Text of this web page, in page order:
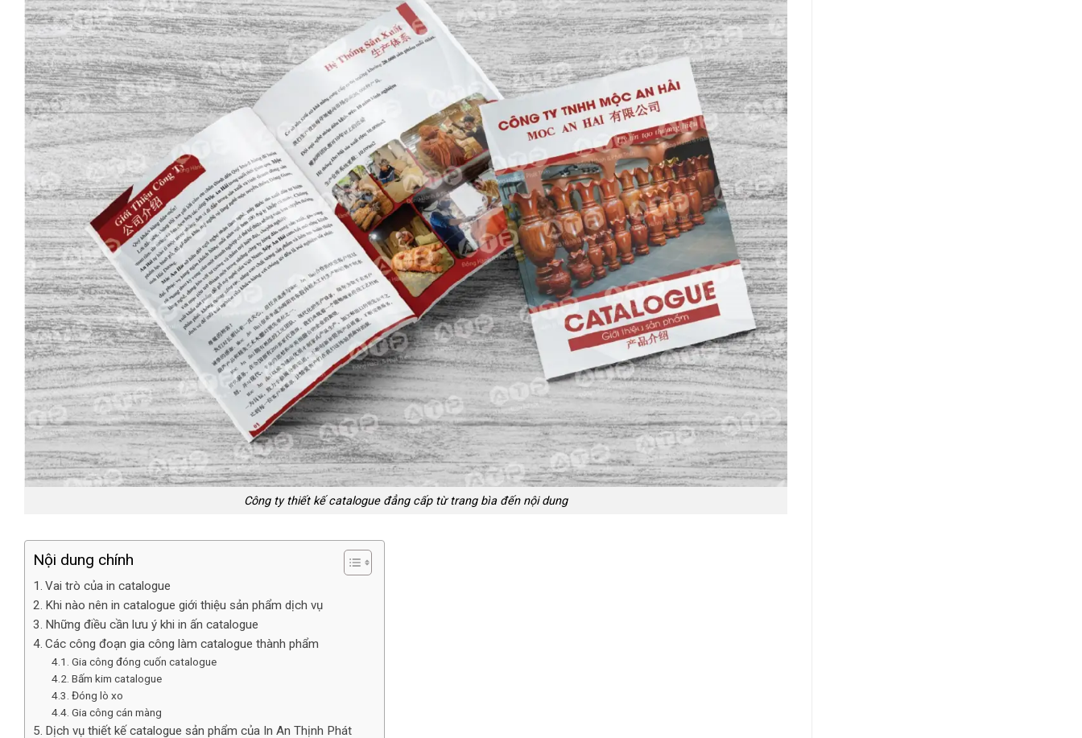
Công ty thiết kế catalogue đẳng cấp từ trang bìa đến nội dung
Nội dung chính
Vai trò của in catalogue
Khi nào nên in catalogue giới thiệu sản phẩm dịch vụ
Những điều cần lưu ý khi in ấn catalogue
Các công đoạn gia công làm catalogue thành phẩm
Gia công đóng cuốn catalogue
Bấm kim catalogue
Đóng lò xo
Gia công cán màng
Dịch vụ thiết kế catalogue sản phẩm của In An Thịnh Phát